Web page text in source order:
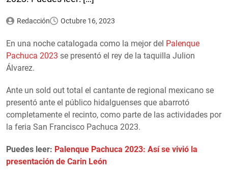
Redacción Octubre 16, 2023
En una noche catalogada como la mejor del Palenque
Pachuca 2023 se presentó el rey de la taquilla Julion
Álvarez.
Ante un sold out total el cantante de regional mexicano se
presentó ante el público hidalguenses que abarrotó
completamente el recinto, como parte de las actividades por
la feria San Francisco Pachuca 2023.
Puedes leer: Palenque Pachuca 2023: Así se vivió la
presentación de Carin León